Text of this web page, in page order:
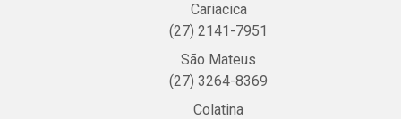
Cariacica
(27) 2141-7951
São Mateus
(27) 3264-8369
Colatina